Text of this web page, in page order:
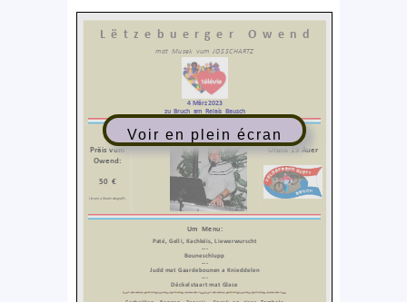
Voir en plein écran